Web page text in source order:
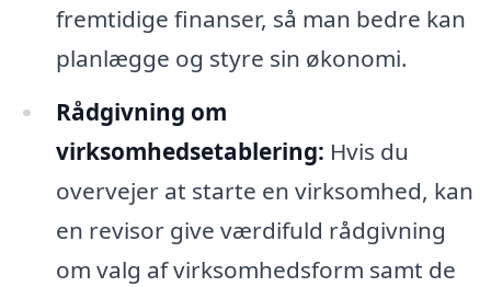
fremtidige finanser, så man bedre kan
planlægge og styre sin økonomi.
Rådgivning om
virksomhedsetablering: Hvis du
overvejer at starte en virksomhed, kan
en revisor give værdifuld rådgivning
om valg af virksomhedsform samt de